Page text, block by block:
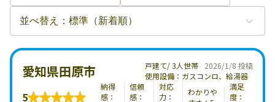
2026/1/8 投稿
愛知県田原市
戸建て/ 3人世帯
使用設備：ガスコンロ、給湯器
5
納得
感：
信頼
感：
対応
力：
わかりや
満足
度：